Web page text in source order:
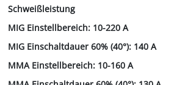
Schweißleistung
MIG Einstellbereich: 10-220 A
MIG Einschaltdauer 60% (40°): 140 A
MMA Einstellbereich: 10-160 A